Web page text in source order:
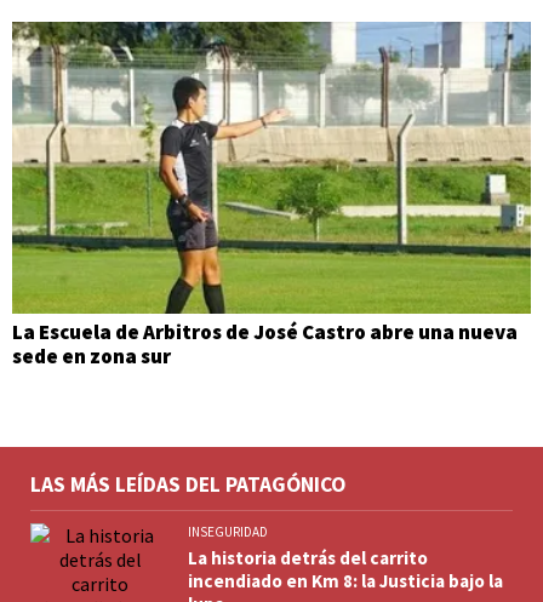
La Escuela de Arbitros de José Castro abre una nueva
sede en zona sur
LAS MÁS LEÍDAS DEL PATAGÓNICO
INSEGURIDAD
La historia detrás del carrito
incendiado en Km 8: la Justicia bajo la